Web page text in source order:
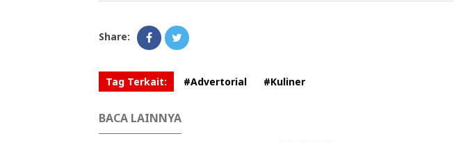
Share:
Tag Terkait: #Advertorial #Kuliner
BACA LAINNYA